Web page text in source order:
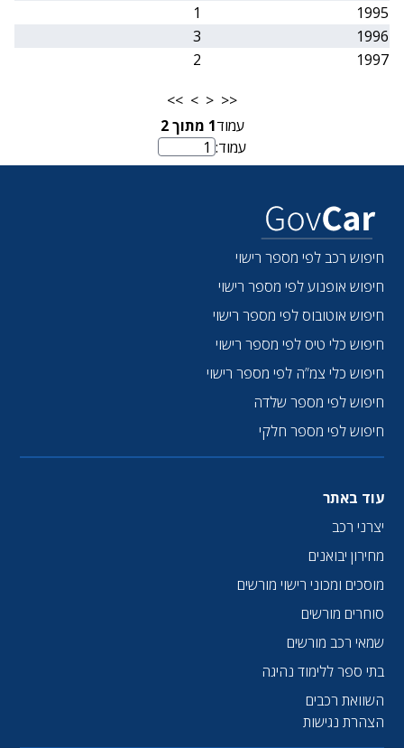
1995
1
1996
3
1997
2
<<
<
>
>>
עמוד1 מתוך 2
מספר עמוד
עמוד:
חיפוש רכב לפי מספר רישוי
חיפוש אופנוע לפי מספר רישוי
חיפוש אוטובוס לפי מספר רישוי
חיפוש כלי טיס לפי מספר רישוי
חיפוש כלי צמ”ה לפי מספר רישוי
חיפוש לפי מספר שלדה
חיפוש לפי מספר חלקי
עוד באתר
יצרני רכב
מחירון יבואנים
מוסכים ומכוני רישוי מורשים
סוחרים מורשים
שמאי רכב מורשים
בתי ספר ללימוד נהיגה
השוואת רכבים
הצהרת נגישות